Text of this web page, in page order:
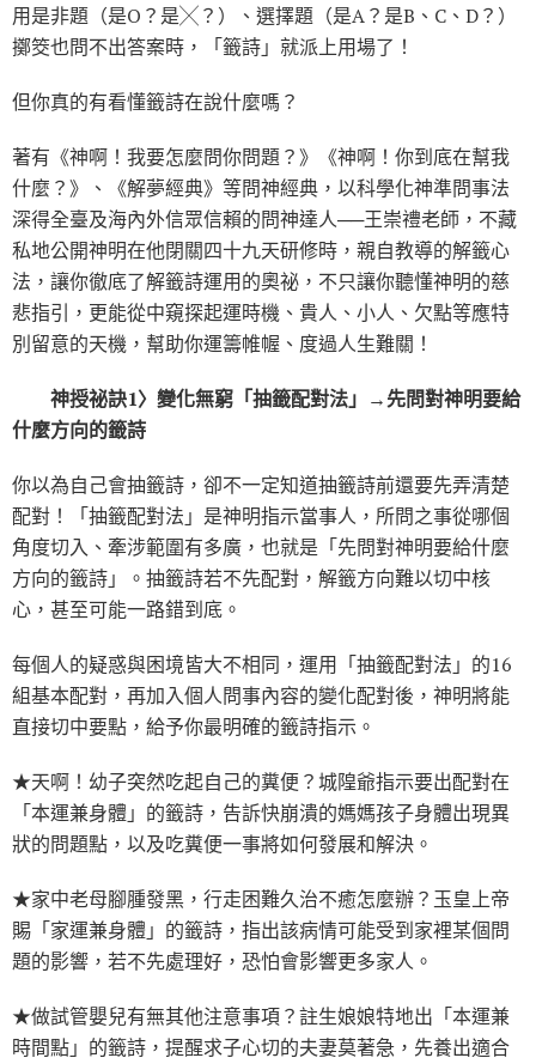
用是非題（是O？是╳？）、選擇題（是A？是B、C、D？）
擲筊也問不出答案時，「籤詩」就派上用場了！
但你真的有看懂籤詩在說什麼嗎？
著有《神啊！我要怎麼問你問題？》《神啊！你到底在幫我
什麼？》、《解夢經典》等問神經典，以科學化神準問事法
深得全臺及海內外信眾信賴的問神達人──王崇禮老師，不藏
私地公開神明在他閉關四十九天研修時，親自教導的解籤心
法，讓你徹底了解籤詩運用的奧祕，不只讓你聽懂神明的慈
悲指引，更能從中窺探起運時機、貴人、小人、欠點等應特
別留意的天機，幫助你運籌帷幄、度過人生難關！
神授祕訣1〉變化無窮「抽籤配對法」→先問對神明要給
什麼方向的籤詩
你以為自己會抽籤詩，卻不一定知道抽籤詩前還要先弄清楚
配對！「抽籤配對法」是神明指示當事人，所問之事從哪個
角度切入、牽涉範圍有多廣，也就是「先問對神明要給什麼
方向的籤詩」。抽籤詩若不先配對，解籤方向難以切中核
心，甚至可能一路錯到底。
每個人的疑惑與困境皆大不相同，運用「抽籤配對法」的16
組基本配對，再加入個人問事內容的變化配對後，神明將能
直接切中要點，給予你最明確的籤詩指示。
★天啊！幼子突然吃起自己的糞便？城隍爺指示要出配對在
「本運兼身體」的籤詩，告訴快崩潰的媽媽孩子身體出現異
狀的問題點，以及吃糞便一事將如何發展和解決。
★家中老母腳腫發黑，行走困難久治不癒怎麼辦？玉皇上帝
賜「家運兼身體」的籤詩，指出該病情可能受到家裡某個問
題的影響，若不先處理好，恐怕會影響更多家人。
★做試管嬰兒有無其他注意事項？註生娘娘特地出「本運兼
時間點」的籤詩，提醒求子心切的夫妻莫著急，先養出適合